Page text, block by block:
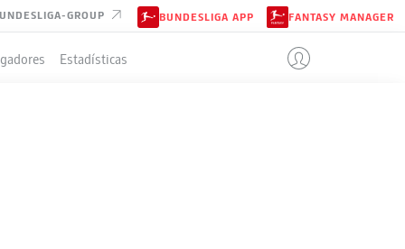
GROUP BUNDESLIGA APP FANTASY MANAGER
Estadísticas